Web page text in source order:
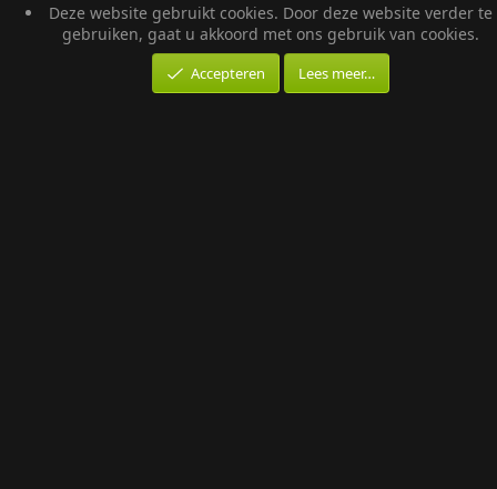
Deze website gebruikt cookies. Door deze website verder te
gebruiken, gaat u akkoord met ons gebruik van cookies.
Accepteren Lees meer…